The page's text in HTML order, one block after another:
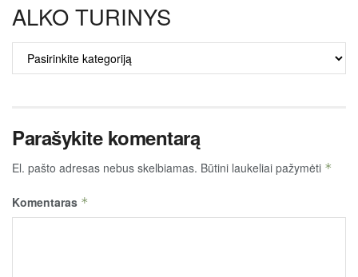
ALKO TURINYS
TURINYS
Parašykite komentarą
El. pašto adresas nebus skelbiamas. Būtini laukeliai pažymėti *
Komentaras *